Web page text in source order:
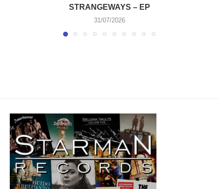
STRANGEWAYS – EP
31/07/2026